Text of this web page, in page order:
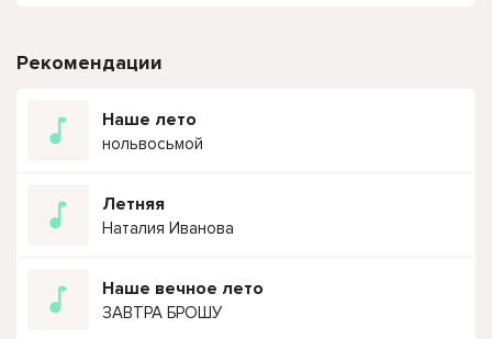
Рекомендации
Наше лето
нольвосьмой
Летняя
Наталия Иванова
Наше вечное лето
ЗАВТРА БРОШУ